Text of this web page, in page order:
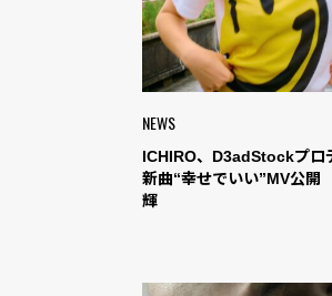
NEWS
ICHIRO、D3adStockプロ
新曲“幸せでいい”MV公
輝